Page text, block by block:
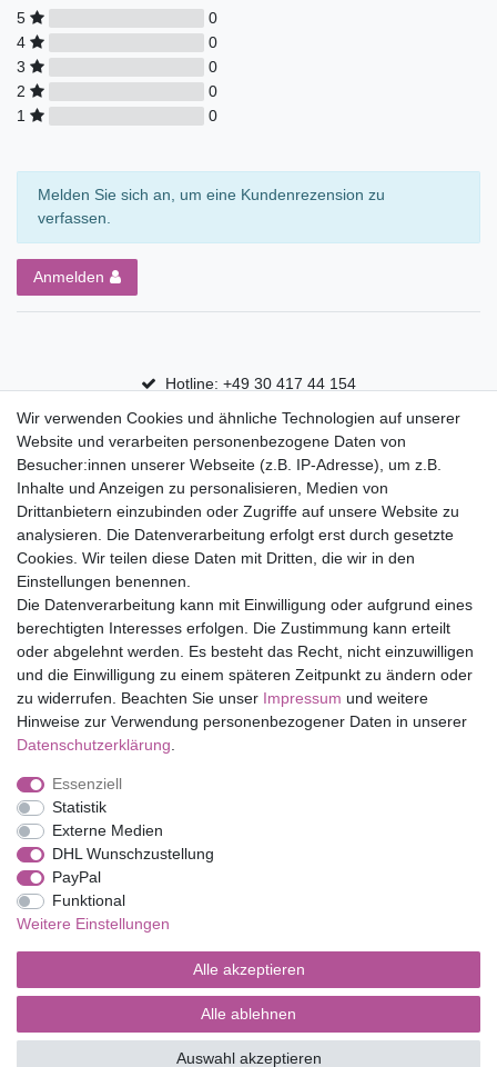
5
0
4
0
3
0
2
0
1
0
Melden Sie sich an, um eine Kundenrezension zu
verfassen.
Anmelden
Hotline: +49 30 417 44 154
30 Tage Rückgaberecht
Versandfrei ab 75 € in Deutschland
Top Marken
Eduplay
Folia Bringmann
Shop
Mein Konto
Service
Versandkosten
Impressum
Barrierefreiheitserklärung
Vertrag widerrufen
Wir verwenden Cookies und ähnliche Technologien auf unserer
Website und verarbeiten personenbezogene Daten von
Besucher:innen unserer Webseite (z.B. IP-Adresse), um z.B.
Inhalte und Anzeigen zu personalisieren, Medien von
Drittanbietern einzubinden oder Zugriffe auf unsere Website zu
analysieren. Die Datenverarbeitung erfolgt erst durch gesetzte
Cookies. Wir teilen diese Daten mit Dritten, die wir in den
Einstellungen benennen.
Die Datenverarbeitung kann mit Einwilligung oder aufgrund eines
berechtigten Interesses erfolgen. Die Zustimmung kann erteilt
oder abgelehnt werden. Es besteht das Recht, nicht einzuwilligen
und die Einwilligung zu einem späteren Zeitpunkt zu ändern oder
zu widerrufen. Beachten Sie unser Impressum und weitere
Hinweise zur Verwendung personenbezogener Daten in unserer
Daten­schutz­erklärung
Essenziell
Statistik
Externe Medien
DHL Wunschzustellung
PayPal
Funktional
Weitere Einstellungen
Alle akzeptieren
Alle ablehnen
Auswahl akzeptieren